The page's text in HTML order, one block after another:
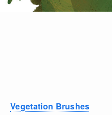
Vegetation Brushes